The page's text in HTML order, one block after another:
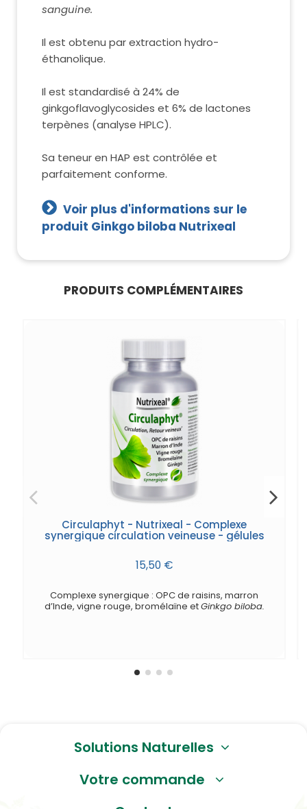
sanguine.
Il est obtenu par extraction hydro-
éthanolique.
Il est standardisé à 24% de
ginkgoflavoglycosides et 6% de lactones
terpènes (analyse HPLC).
Sa teneur en HAP est contrôlée et
parfaitement conforme.
Voir plus d'informations sur le
produit Ginkgo biloba Nutrixeal
PRODUITS COMPLÉMENTAIRES
Circulaphyt - Nutrixeal - Complexe
synergique circulation veineuse - gélules
15,50 €
Complexe synergique : OPC de raisins, marron
d’Inde, vigne rouge, bromélaïne etGinkgo biloba.
Solutions Naturelles
Votre commande